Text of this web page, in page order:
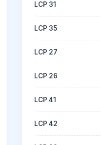
LCP 31
LCP 35
LCP 27
LCP 26
LCP 41
LCP 42